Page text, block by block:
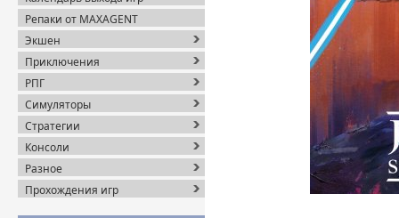
Репаки от MAXAGENT
Экшен
Приключения
РПГ
Симуляторы
Стратегии
Консоли
Разное
Прохождения игр